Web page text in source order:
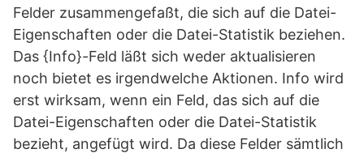
Felder zusammengefaßt, die sich auf die Datei-
Eigenschaften oder die Datei-Statistik beziehen.
Das {Info}-Feld läßt sich weder aktualisieren
noch bietet es irgendwelche Aktionen. Info wird
erst wirksam, wenn ein Feld, das sich auf die
Datei-Eigenschaften oder die Datei-Statistik
bezieht, angefügt wird. Da diese Felder sämtlich